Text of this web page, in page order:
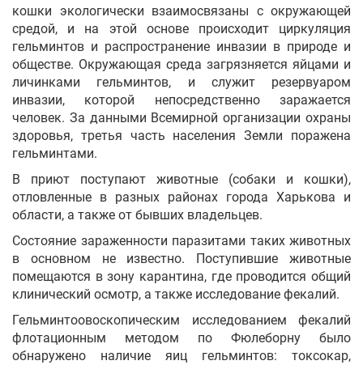
кошки экологически взаимосвязаны с окружающей
средой, и на этой основе происходит циркуляция
гельминтов и распространение инвазии в природе и
обществе. Окружающая среда загрязняется яйцами и
личинками гельминтов, и служит резервуаром
инвазии, которой непосредственно заражается
человек. За данными Всемирной организации охраны
здоровья, третья часть населения Земли поражена
гельминтами.
В приют поступают животные (собаки и кошки),
отловленные в разных районах города Харькова и
области, а также от бывших владельцев.
Состояние зараженности паразитами таких животных
в основном не известно. Поступившие животные
помещаются в зону карантина, где проводится общий
клинический осмотр, а также исследование фекалий.
Гельминтоовоскопическим исследованием фекалий
флотационным методом по Фюлеборну было
обнаружено наличие яиц гельминтов: токсокар,